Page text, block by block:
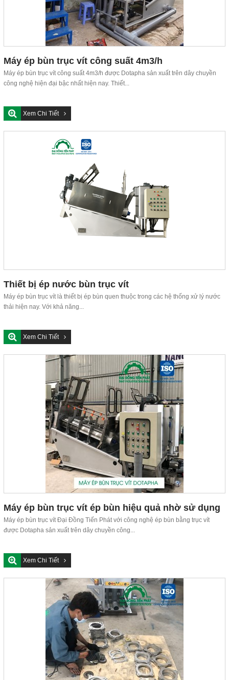
Máy ép bùn trục vít công suất 4m3/h
Máy ép bùn trục vít công suất 4m3/h được Dotapha sản xuất trên dây chuyền
công nghệ hiện đại bậc nhất hiện nay. Thiết...
Xem Chi Tiết
Thiết bị ép nước bùn trục vít
Máy ép bùn trục vít là thiết bị ép bùn quen thuộc trong các hệ thống xử lý nước
thải hiện nay. Với khả năng...
Xem Chi Tiết
Máy ép bùn trục vít ép bùn hiệu quả nhờ sử dụng
nguyên lý ép trục vít
Máy ép bùn trục vít Đại Đồng Tiến Phát với công nghệ ép bùn bằng trục vít
được Dotapha sản xuất trên dây chuyền công...
Xem Chi Tiết